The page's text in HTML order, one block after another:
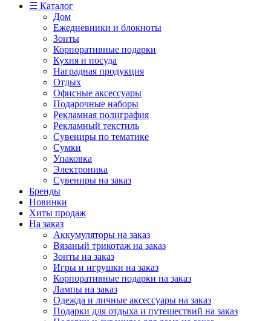
☰ Каталог
Дом
Ежедневники и блокноты
Зонты
Корпоративные подарки
Кухня и посуда
Наградная продукция
Отдых
Офисные аксессуары
Подарочные наборы
Рекламная полиграфия
Рекламный текстиль
Сувениры по тематике
Сумки
Упаковка
Электроника
Сувениры на заказ
Бренды
Новинки
Хиты продаж
На заказ
Аккумуляторы на заказ
Вязаный трикотаж на заказ
Зонты на заказ
Игры и игрушки на заказ
Корпоративные подарки на заказ
Лампы на заказ
Одежда и личные аксессуары на заказ
Подарки для отдыха и путешествий на заказ